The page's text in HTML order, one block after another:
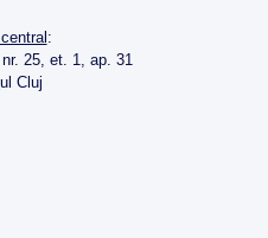
:
25, et. 1, ap. 31
Cluj